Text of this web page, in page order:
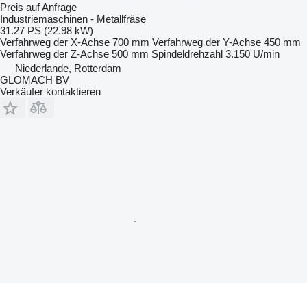
Preis auf Anfrage
Industriemaschinen - Metallfräse
31.27 PS (22.98 kW)
Verfahrweg der X-Achse 700 mm Verfahrweg der Y-Achse 450 mm
Verfahrweg der Z-Achse 500 mm Spindeldrehzahl 3.150 U/min
Niederlande, Rotterdam
GLOMACH BV
Verkäufer kontaktieren